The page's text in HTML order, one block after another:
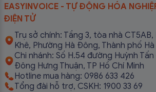
EASYINVOICE - TỰ ĐỘNG HÓA
ĐIỆN TỬ
Trụ sở chính: Tầng 3, tòa nhà
Khê, Phường Hà Đông, Thành phố Hà
Chi nhánh: Số H.54 đường Huỳnh
Đông Hưng Thuận, TP Hồ Chí Minh
Hotline mua hàng: 0986 633 426
Tổng đài hỗ trợ, CSKH: 1900 33 69